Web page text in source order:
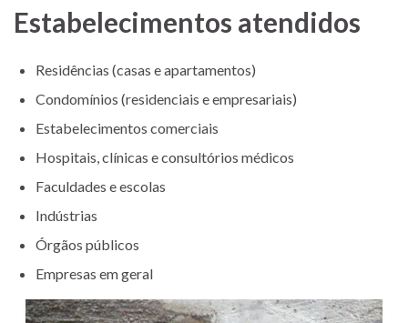
Estabelecimentos atendidos
Residências (casas e apartamentos)
Condomínios (residenciais e empresariais)
Estabelecimentos comerciais
Hospitais, clínicas e consultórios médicos
Faculdades e escolas
Indústrias
Órgãos públicos
Empresas em geral